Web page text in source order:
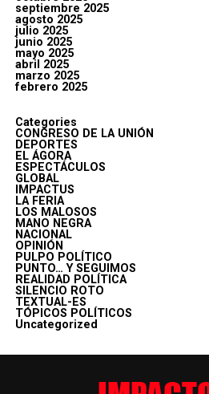
septiembre 2025
agosto 2025
julio 2025
junio 2025
mayo 2025
abril 2025
marzo 2025
febrero 2025
Categories
CONGRESO DE LA UNIÓN
DEPORTES
EL ÁGORA
ESPECTÁCULOS
GLOBAL
IMPACTUS
LA FERIA
LOS MALOSOS
MANO NEGRA
NACIONAL
OPINIÓN
PULPO POLÍTICO
PUNTO… Y SEGUIMOS
REALIDAD POLÍTICA
SILENCIO ROTO
TEXTUAL-ES
TÓPICOS POLÍTICOS
Uncategorized